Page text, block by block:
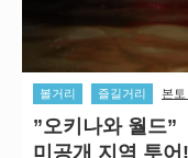
볼거리 즐길거리 본토
”오키나와 월드”
미공개 지역 투